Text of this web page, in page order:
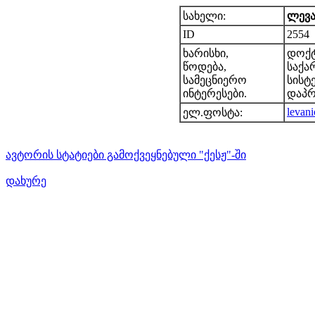
სახელი:
ID
2554
ხარისხი,
წოდება,
სამეცნიერო
ინტერესები.
ელ.ფოსტა:
ავტორის სტატიები გამოქვეყნებული "ქესჟ"-ში
დახურე